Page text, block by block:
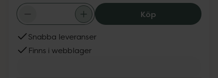
KöpSOLA Elexir
Snabba leveranser
Finns i webblager